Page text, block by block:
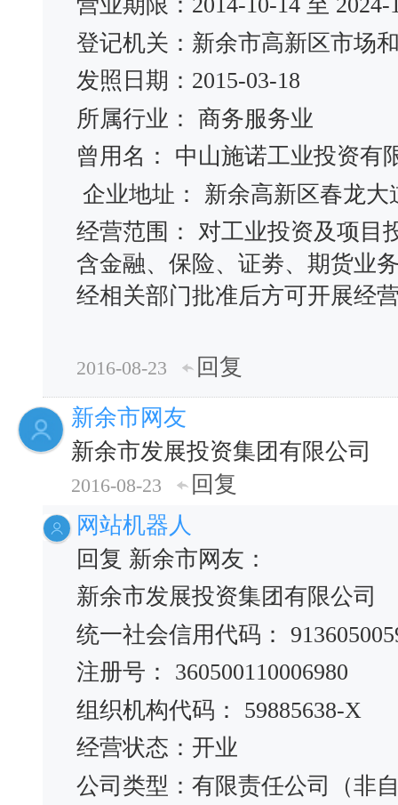
登记机关：新余市高新区市场
发照日期：2015-03-18
所属行业： 商务服务业
曾用名： 中山施诺工业投资
企业地址： 新余高新区春龙大
经营范围： 对工业投资及项目
含金融、保险、证劵、期货业
经相关部门批准后方可开展经
2016-08-23
回复
新余市网友
新余市发展投资集团有限公司
2016-08-23
回复
网站机器人
回复 新余市网友：
新余市发展投资集团有限公司
统一社会信用代码：
注册号： 360500110006980
组织机构代码： 59885638-X
经营状态：开业
公司类型：有限责任公司（非